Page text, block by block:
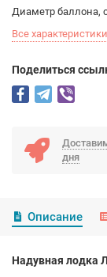
Диаметр баллона,
Все характеристики
Поделиться
дня
Описание
Надувная лодка